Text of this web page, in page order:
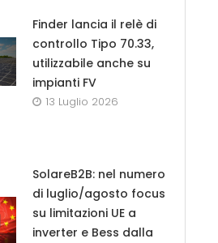
Finder lancia il relè di
controllo Tipo 70.33,
utilizzabile anche su
impianti FV
13 Luglio 2026
SolareB2B: nel numero
di luglio/agosto focus
su limitazioni UE a
inverter e Bess dalla